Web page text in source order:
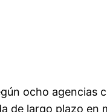
ocho agencias
de largo plazo